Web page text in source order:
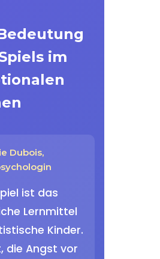
im
Dubois,
ist das
Lernmittel
Kinder.
die Angst vor